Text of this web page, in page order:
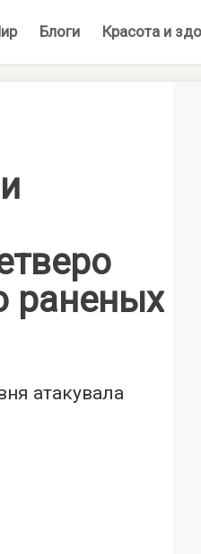
Блоги Красота и
раненых
атакувала